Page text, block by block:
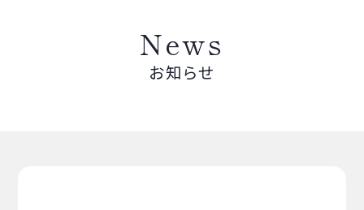
お知らせ
News